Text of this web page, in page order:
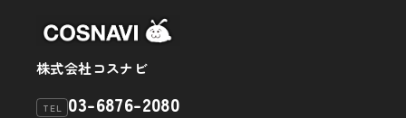
株式会社コスナビ
TEL 03-6876-2080